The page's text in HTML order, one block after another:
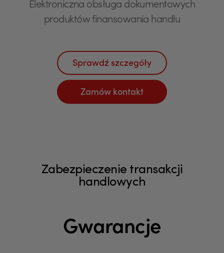
Elektroniczna obsługa dokumentowych
produktów finansowania handlu
Sprawdź szczegóły
Zamów kontakt
Zabezpieczenie transakcji
handlowych
Gwarancje